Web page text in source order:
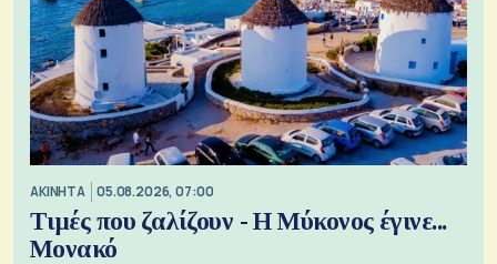
ΑΚΙΝΗΤΑ 05.08.2026, 07:00
Τιμές που ζαλίζουν - Η Μύκονος έγινε...
Μονακό